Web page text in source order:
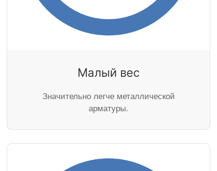
Малый вес
Значительно легче металлической
арматуры.